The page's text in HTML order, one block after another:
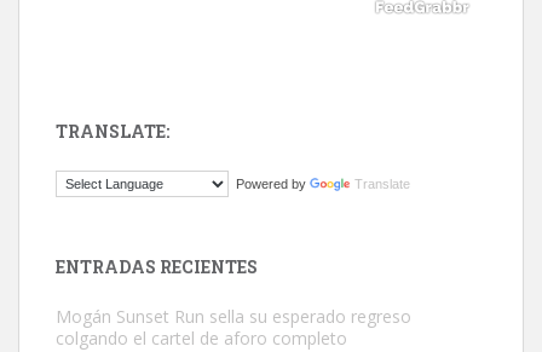
Este gato macho ha aparecido en la calle hace menos de un mes,
TRANSLATE:
Powered by Translate
ENTRADAS RECIENTES
Mogán Sunset Run sella su esperado regreso
colgando el cartel de aforo completo